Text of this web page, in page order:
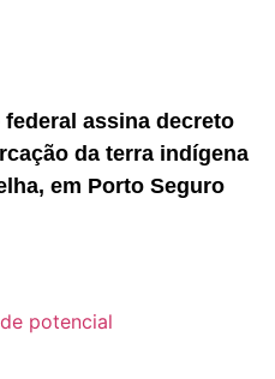
federal assina decreto
da terra indígena
em Porto Seguro